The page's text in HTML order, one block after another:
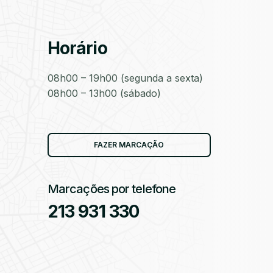
Horário
08h00 – 19h00 (segunda a sexta)
08h00 – 13h00 (sábado)
FAZER MARCAÇÃO
Marcações por telefone
213 931 330